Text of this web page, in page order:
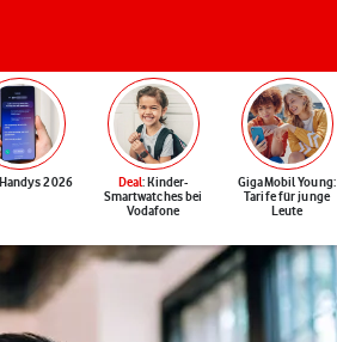
2026 Deal: Kinder-
Smartwatches bei
Vodafone
GigaMobil Young:
Tarife für junge
Leute